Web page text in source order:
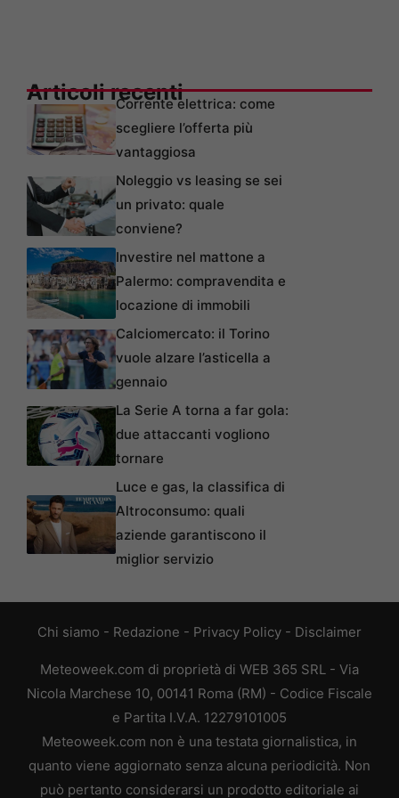
Articoli recentiCorrente elettrica: come
scegliere l’offerta più
vantaggiosa
Noleggio vs leasing se sei
un privato: quale
conviene?
Investire nel mattone a
Palermo: compravendita e
locazione di immobili
Calciomercato: il Torino
vuole alzare l’asticella a
gennaio
La Serie A torna a far gola:
due attaccanti vogliono
tornare
Luce e gas, la classifica di
Altroconsumo: quali
aziende garantiscono il
miglior servizio
Chi siamo - Redazione - Privacy Policy - Disclaimer
Meteoweek.com di proprietà di WEB 365 SRL - Via
Nicola Marchese 10, 00141 Roma (RM) - Codice Fiscale
e Partita I.V.A. 12279101005
Meteoweek.com non è una testata giornalistica, in
quanto viene aggiornato senza alcuna periodicità. Non
può pertanto considerarsi un prodotto editoriale ai